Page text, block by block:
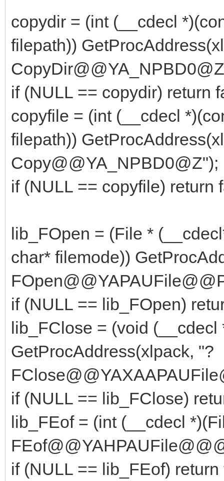
copydir = (int (__cdecl
filepath))
if (NULL == copydir) return
copyfile = (int (__cdecl
filepath))
Copy@@YA_NPBD0@Z");
if (NULL == copyfile) return
lib_FOpen = (File *
char* filemode))
if (NULL == lib_FOpen)
lib_FClose = (void (__cdecl
GetProcAddress(xlpack, "?
if (NULL == lib_FClose)
lib_FEof = (int (__cdecl
if (NULL == lib_FEof) return